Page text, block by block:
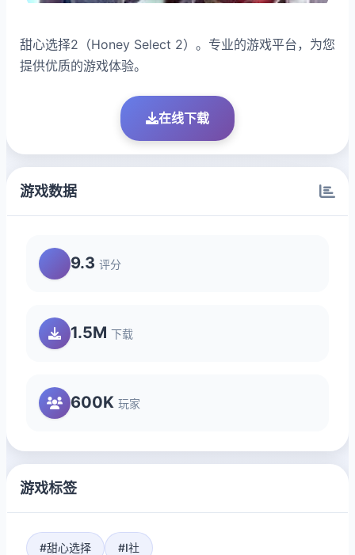
甜心选择2（Honey Select 2）。专业的游戏平台，为您
提供优质的游戏体验。
在线下载
游戏数据
9.3 评分
1.5M 下载
600K 玩家
游戏标签
#甜心选择 #I社